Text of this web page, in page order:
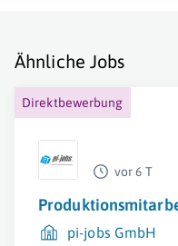
Ähnliche Jobs
Direktbewerbung
vor 6 T
pi-jobs GmbH